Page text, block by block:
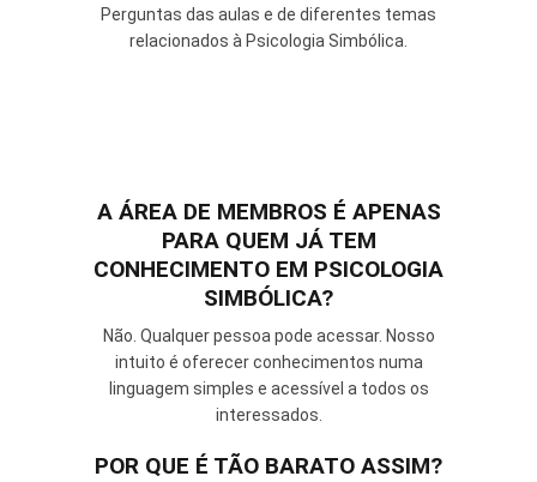
Perguntas das aulas e de diferentes temas
relacionados à Psicologia Simbólica.
A ÁREA DE MEMBROS É APENAS
PARA QUEM JÁ TEM
CONHECIMENTO EM PSICOLOGIA
SIMBÓLICA?
Não. Qualquer pessoa pode acessar. Nosso
intuito é oferecer conhecimentos numa
linguagem simples e acessível a todos os
interessados.
POR QUE É TÃO BARATO ASSIM?